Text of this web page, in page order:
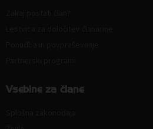
Vsebine za člane